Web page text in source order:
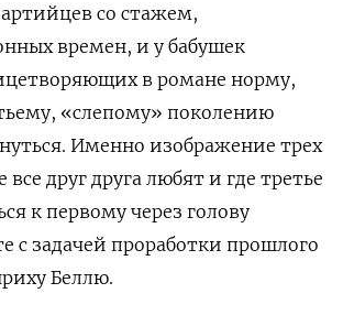
со стажем,
времен, и у бабушек
в романе норму,
«слепому» поколению
Именно изображение трех
друг друга любят и где третье
к первому через голову
с задачей проработки прошлого
Беллю.